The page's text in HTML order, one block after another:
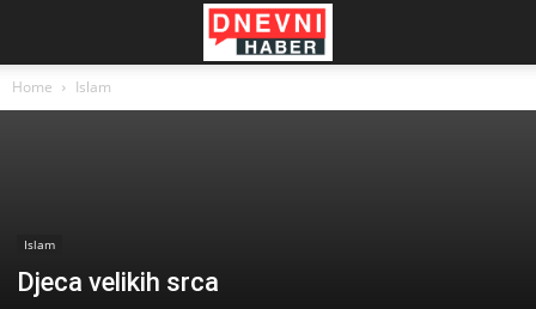
Home Islam
Islam
Djeca velikih srca